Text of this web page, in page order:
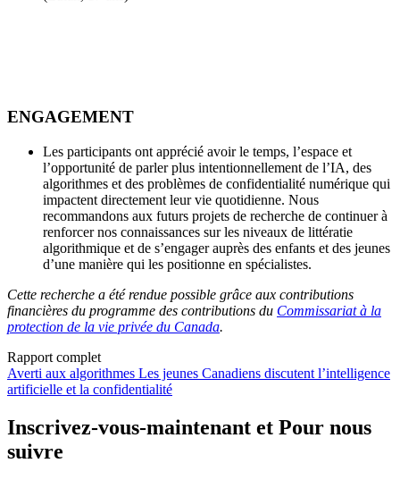
ENGAGEMENT
Les participants ont apprécié avoir le temps, l’espace et
l’opportunité de parler plus intentionnellement de l’IA, des
algorithmes et des problèmes de confidentialité numérique qui
impactent directement leur vie quotidienne. Nous
recommandons aux futurs projets de recherche de continuer à
renforcer nos connaissances sur les niveaux de littératie
algorithmique et de s’engager auprès des enfants et des jeunes
d’une manière qui les positionne en spécialistes.
Cette recherche a été rendue possible grâce aux contributions
financières du programme des contributions du Commissariat à la
protection de la vie privée du Canada.
Rapport complet
Document
Averti aux algorithmes Les jeunes Canadiens discutent l’intelligence
artificielle et la confidentialité
Inscrivez-vous-maintenant et Pour nous
suivre